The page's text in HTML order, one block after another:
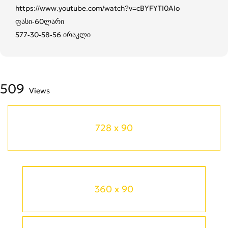
360 x 90
https://www.youtube.com/watch?v=cBYFYTI0AIo
ფასი-60ლარი
577-30-58-56 ირაკლი
509 Views
728 x 90